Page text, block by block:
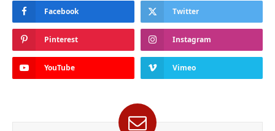
Facebook Twitter
Pinterest Instagram
YouTube Vimeo